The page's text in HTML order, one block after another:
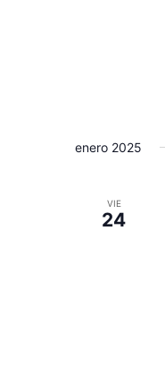
enero 2025
VIE
24